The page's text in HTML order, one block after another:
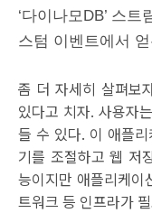
‘다이나모DB’ 스트
스텀 이벤트에서
좀 더 자세히 살펴보
있다고 치자. 사용자
들 수 있다. 이 애플
기를 조절하고 웹 저
능이지만 애플리케이
트워크 등 인프라가